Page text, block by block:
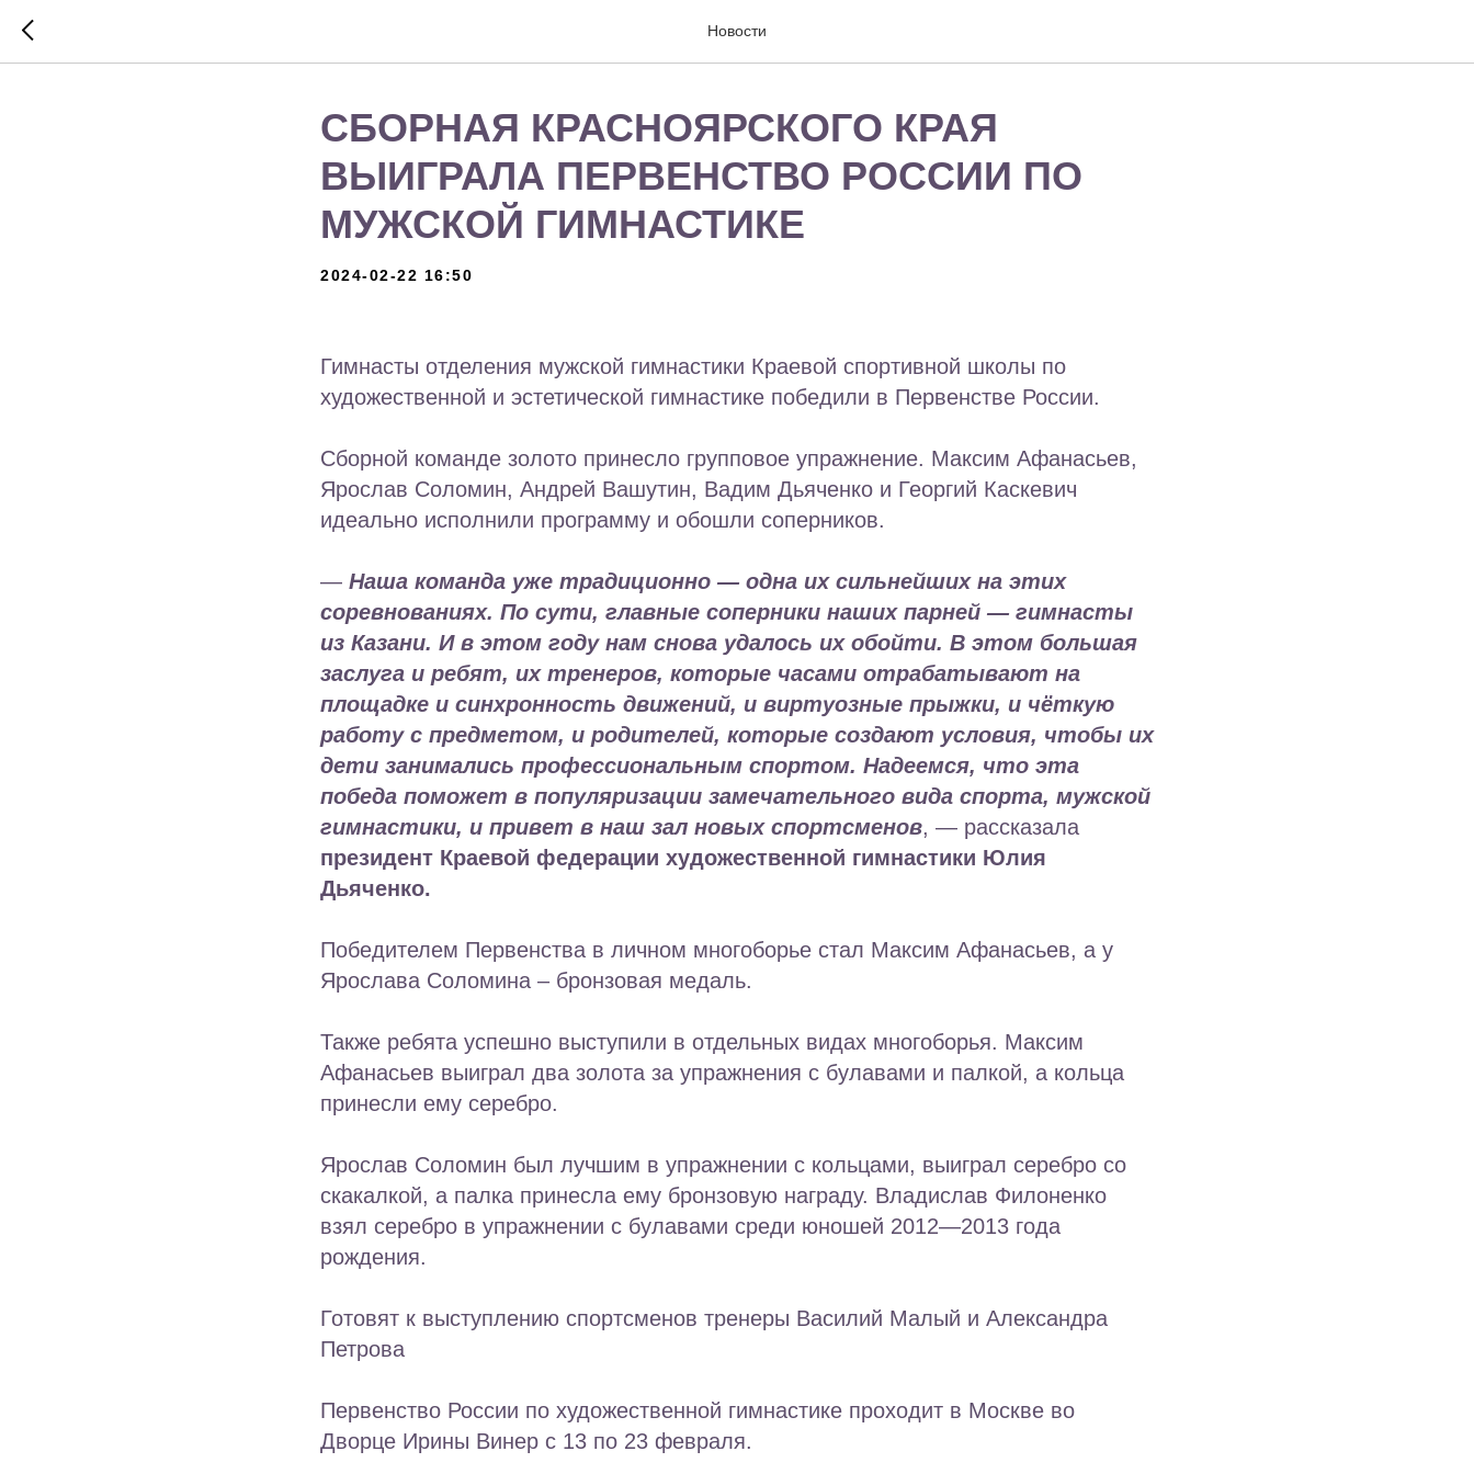
Новости
СБОРНАЯ КРАСНОЯРСКОГО КРАЯ
ВЫИГРАЛА ПЕРВЕНСТВО РОССИИ ПО
МУЖСКОЙ ГИМНАСТИКЕ
2024-02-22 16:50
Гимнасты отделения мужской гимнастики Краевой спортивной школы по
художественной и эстетической гимнастике победили в Первенстве России.
Сборной команде золото принесло групповое упражнение. Максим Афанасьев,
Ярослав Соломин, Андрей Вашутин, Вадим Дьяченко и Георгий Каскевич
идеально исполнили программу и обошли соперников.
— Наша команда уже традиционно — одна их сильнейших на этих
соревнованиях. По сути, главные соперники наших парней — гимнасты
из Казани. И в этом году нам снова удалось их обойти. В этом большая
заслуга и ребят, их тренеров, которые часами отрабатывают на
площадке и синхронность движений, и виртуозные прыжки, и чёткую
работу с предметом, и родителей, которые создают условия, чтобы их
дети занимались профессиональным спортом. Надеемся, что эта
победа поможет в популяризации замечательного вида спорта, мужской
гимнастики, и привет в наш зал новых спортсменов, — рассказала
президент Краевой федерации художественной гимнастики Юлия
Дьяченко.
Победителем Первенства в личном многоборье стал Максим Афанасьев, а у
Ярослава Соломина – бронзовая медаль.
Также ребята успешно выступили в отдельных видах многоборья. Максим
Афанасьев выиграл два золота за упражнения с булавами и палкой, а кольца
принесли ему серебро.
Ярослав Соломин был лучшим в упражнении с кольцами, выиграл серебро со
скакалкой, а палка принесла ему бронзовую награду. Владислав Филоненко
взял серебро в упражнении с булавами среди юношей 2012—2013 года
рождения.
Готовят к выступлению спортсменов тренеры Василий Малый и Александра
Петрова
Первенство России по художественной гимнастике проходит в Москве во
Дворце Ирины Винер с 13 по 23 февраля.